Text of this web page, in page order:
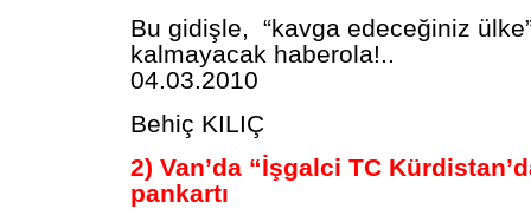
Bu gidişle, “kavga edeceğiniz
kalmayacak haberola!..
04.03.2010
Behiç KILIÇ
2) Van’da “İşgalci TC
pankartı